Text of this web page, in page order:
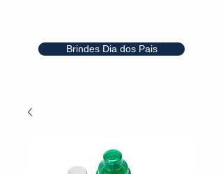
Brindes Dia dos Pais